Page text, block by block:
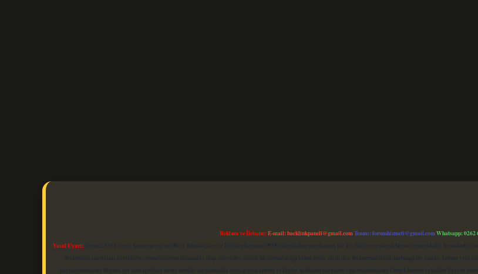
Reklam ve İletişim:E-mail:backlinkpaneli@gmail.comTeams:forumhizmeti@gmail.comWhatsapp: 0262
Yasal Uyarı:Sitemiz, 5651 Sayılı Kanun gereğince Bilgi Teknolojileri ve İletişim Kurumu (BTK) tarafından onaylanmış bir Yer Sağlayıcı olarak hizmet vermektedir. Bu nedenle,